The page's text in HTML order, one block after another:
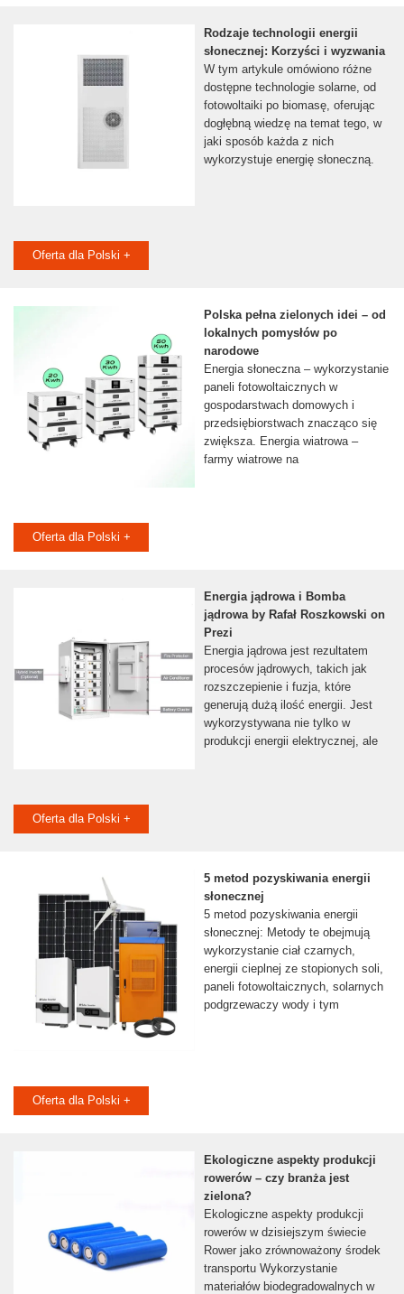
Rodzaje technologii energii
słonecznej: Korzyści i wyzwania
W tym artykule omówiono różne
dostępne technologie solarne, od
fotowoltaiki po biomasę, oferując
dogłębną wiedzę na temat tego, w
jaki sposób każda z nich
wykorzystuje energię słoneczną.
Oferta dla Polski +
Polska pełna zielonych idei – od
lokalnych pomysłów po
narodowe
Energia słoneczna – wykorzystanie
paneli fotowoltaicznych w
gospodarstwach domowych i
przedsiębiorstwach znacząco się
zwiększa. Energia wiatrowa –
farmy wiatrowe na
Oferta dla Polski +
Energia jądrowa i Bomba
jądrowa by Rafał Roszkowski on
Prezi
Energia jądrowa jest rezultatem
procesów jądrowych, takich jak
rozszczepienie i fuzja, które
generują dużą ilość energii. Jest
wykorzystywana nie tylko w
produkcji energii elektrycznej, ale
Oferta dla Polski +
5 metod pozyskiwania energii
słonecznej
5 metod pozyskiwania energii
słonecznej: Metody te obejmują
wykorzystanie ciał czarnych,
energii cieplnej ze stopionych soli,
paneli fotowoltaicznych, solarnych
podgrzewaczy wody i tym
Oferta dla Polski +
Ekologiczne aspekty produkcji
rowerów – czy branża jest
zielona?
Ekologiczne aspekty produkcji
rowerów w dzisiejszym świecie
Rower jako zrównoważony środek
transportu Wykorzystanie
materiałów biodegradowalnych w